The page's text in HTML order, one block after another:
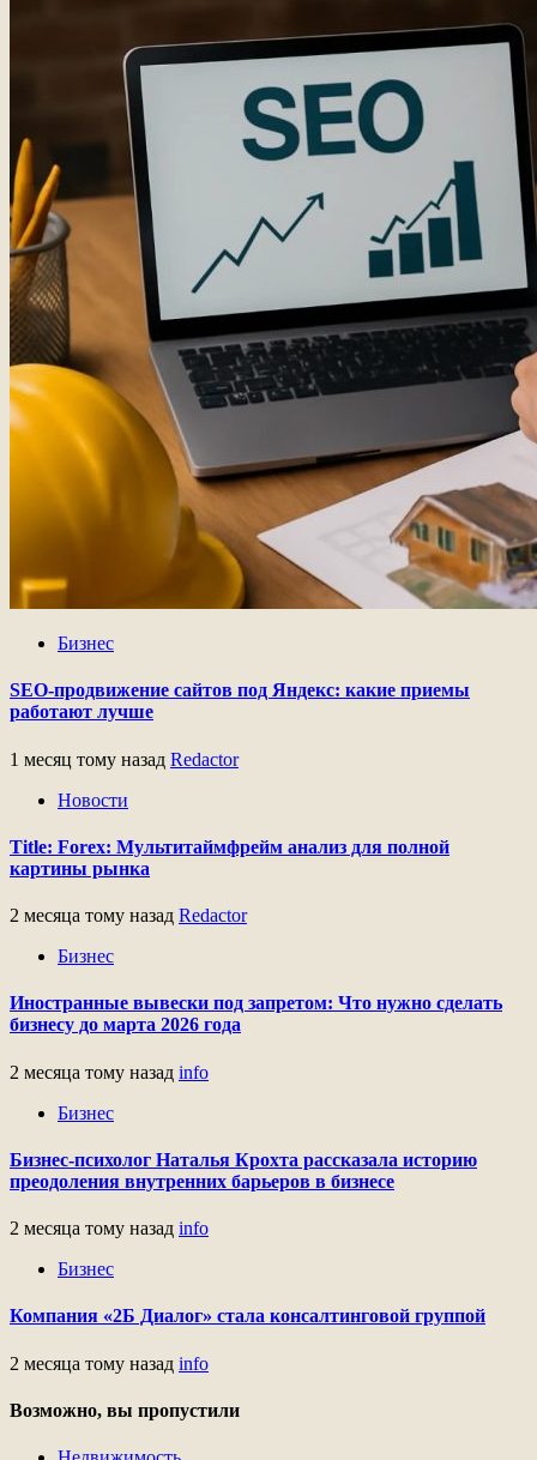
Бизнес
SEO-продвижение сайтов под Яндекс: какие приемы
работают лучше
1 месяц тому назад Redactor
Новости
Title: Forex: Мультитаймфрейм анализ для полной
картины рынка
2 месяца тому назад Redactor
Бизнес
Иностранные вывески под запретом: Что нужно сделать
бизнесу до марта 2026 года
2 месяца тому назад info
Бизнес
Бизнес-психолог Наталья Крохта рассказала историю
преодоления внутренних барьеров в бизнесе
2 месяца тому назад info
Бизнес
Компания «2Б Диалог» стала консалтинговой группой
2 месяца тому назад info
Возможно, вы пропустили